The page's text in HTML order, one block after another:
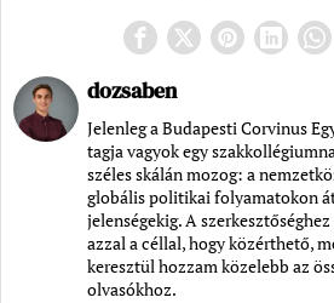
dozsaben
Jelenleg a Budapesti Corvinus
tagja vagyok egy
széles skálán mozog: a
globális politikai folyamatokon
jelenségekig. A
azzal a céllal, hogy közérthető,
keresztül hozzam közelebb az
olvasókhoz.